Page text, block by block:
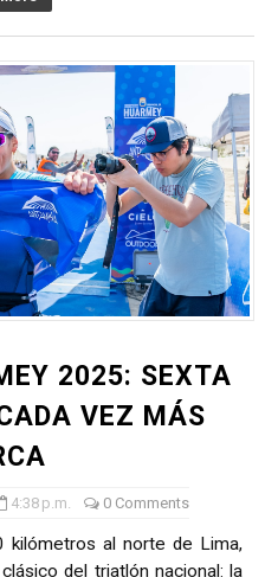
2025: SEXTA
VEZ MÁS
4:38 p.m. 0 Comments
kilómetros al norte de Lima,
del triatlón nacional: la